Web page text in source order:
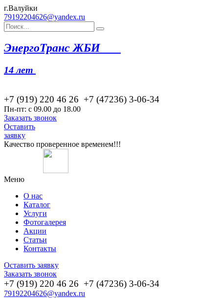
г.Валуйки
79192204626@yandex.ru
ЭнергоТранс ЖБИ
14 лет
+7 (919) 220 46 26 +7 (47236) 3-06-34
Пн-пт: с 09.00 до 18.00
Заказать звонок
Оставить
заявку
Качество проверенное временем!!!
Меню
О нас
Каталог
Услуги
Фотогалерея
Акции
Статьи
Контакты
Оставить заявку
Заказать звонок
+7 (919) 220 46 26 +7 (47236) 3-06-34
79192204626@yandex.ru